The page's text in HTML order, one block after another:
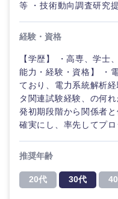
等 ・技術動向調査研究
経験・資格
【学歴】 ・高専、学士
能力・経験・資格】 ・
ており、電力系統解析
タ関連試験経験、の何
発初期段階から関係者
確実にし、率先してプロ
推奨年齢
20代 30代